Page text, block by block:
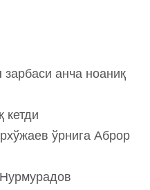
анча ноаниқ
кетди
ўрнига Аброр